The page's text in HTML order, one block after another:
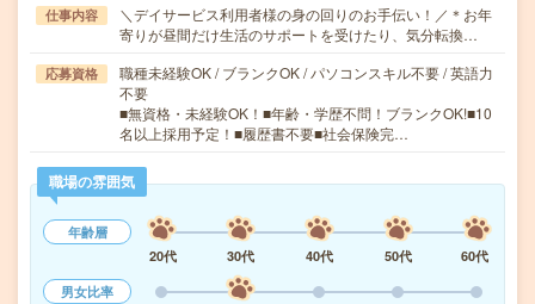
仕事内容
＼デイサービス利用者様の身の回りのお手伝い！／＊お年
寄りが昼間だけ生活のサポートを受けたり、気分転換…
応募資格
職種未経験OK / ブランクOK / パソコンスキル不要 / 英語力
不要
■無資格・未経験OK！■年齢・学歴不問！ブランクOK!■10
名以上採用予定！■履歴書不要■社会保険完…
職場の雰囲気
年齢層
20代
30代 40代 50代
60代
男女比率